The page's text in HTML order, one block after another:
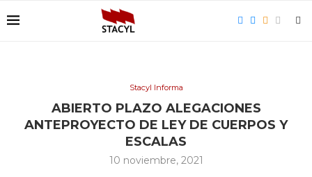
Stacyl Informa
ABIERTO PLAZO ALEGACIONES
ANTEPROYECTO DE LEY DE CUERPOS Y
ESCALAS
10 noviembre, 2021